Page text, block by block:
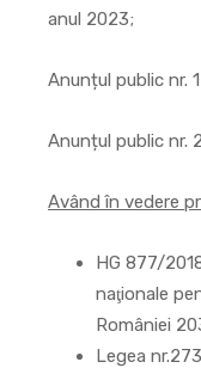
anul 2023;
Anunțul public nr.
Anunțul public nr.
Având în vedere
HG 877/
naţionale
României
Legea